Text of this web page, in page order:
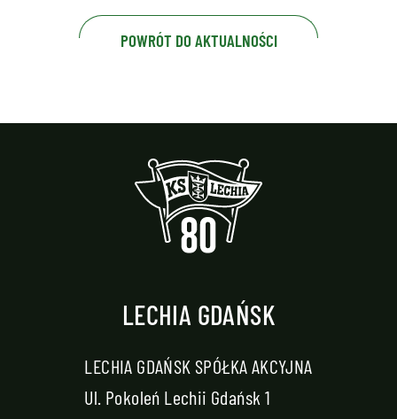
POWRÓT DO AKTUALNOŚCI
LECHIA GDAŃSK
LECHIA GDAŃSK SPÓŁKA AKCYJNA
Ul. Pokoleń Lechii Gdańsk 1